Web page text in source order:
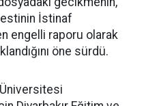
İstinaf
engelli raporu olarak
öne sürdü.